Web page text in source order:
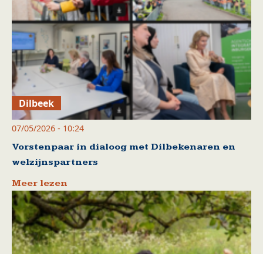
Dilbeek
07/05/2026 - 10:24
Vorstenpaar in dialoog met Dilbekenaren en
welzijnspartners
Meer lezen